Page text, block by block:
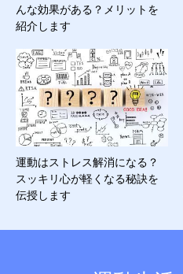
んな効果がある？メリットを
紹介します
運動はストレス解消になる？
スッキリ心が軽くなる秘訣を
伝授します